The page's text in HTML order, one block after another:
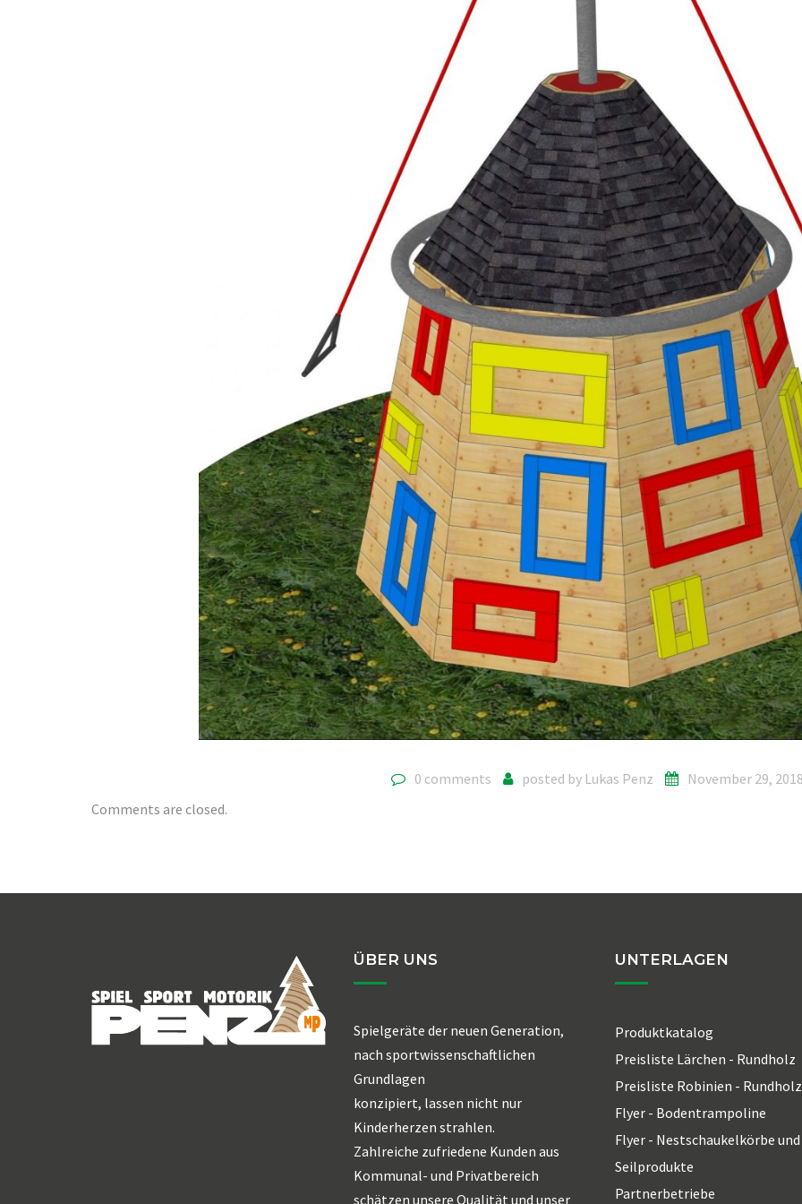
0 comments posted by Lukas Penz
November 29,
Comments are closed.
ÜBER UNS
Spielgeräte der neuen Generation,
nach sportwissenschaftlichen
Grundlagen
konzipiert, lassen nicht nur
Kinderherzen strahlen.
Zahlreiche zufriedene Kunden aus
Kommunal- und Privatbereich
schätzen unsere Qualität und unser
UNTERLAGEN
Produktkatalog
Preisliste Lärchen - Rundholz
Preisliste Robinien - Rundholz
Flyer - Bodentrampoline
Flyer - Nestschaukelkörbe und
Seilprodukte
Partnerbetriebe